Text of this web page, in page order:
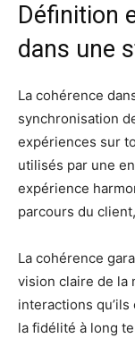
Définition
dans une
La cohérence
synchronisation
expériences sur
utilisés par une
expérience
parcours du
La cohérence
vision claire de la
interactions
la fidélité à long